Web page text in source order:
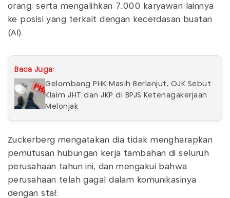
orang, serta mengalihkan 7.000 karyawan lainnya
ke posisi yang terkait dengan kecerdasan buatan
(AI).
Baca Juga:
Gelombang PHK Masih Berlanjut, OJK Sebut
Klaim JHT dan JKP di BPJS Ketenagakerjaan
Melonjak
Zuckerberg mengatakan dia tidak mengharapkan
pemutusan hubungan kerja tambahan di seluruh
perusahaan tahun ini, dan mengakui bahwa
perusahaan telah gagal dalam komunikasinya
dengan staf.